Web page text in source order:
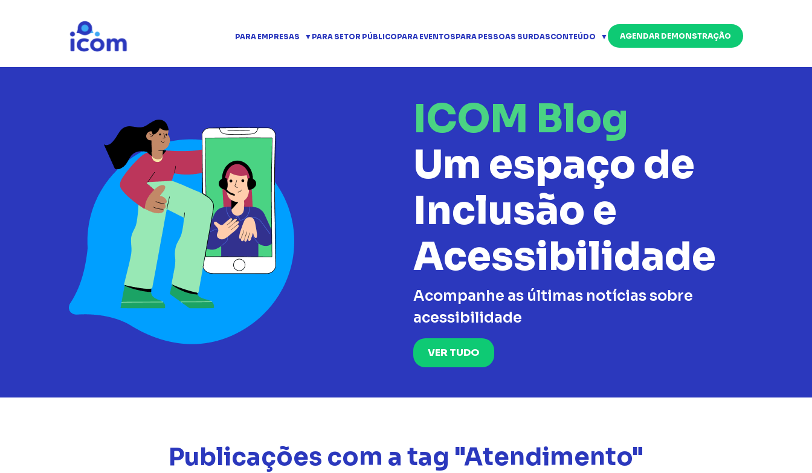
PARA EMPRESAS PARA SETOR PÚBLICOPARA EVENTOSPARA PESSOAS SURDASCONTEÚDO AGENDAR DEMONSTRAÇÃO
ICOM Blog
Um espaço de
Inclusão e
Acessibilidade
Acompanhe as últimas notícias sobre
acessibilidade
VER TUDO
Publicações com a tag "Atendimento"